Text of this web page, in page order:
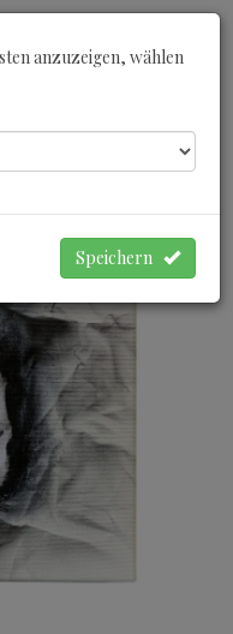
anzuzeigen, wählen
Speichern